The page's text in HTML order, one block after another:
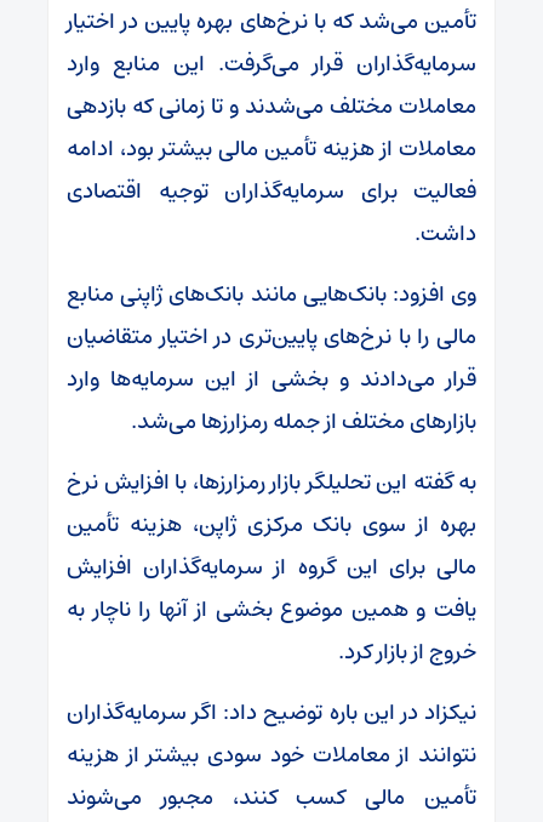
تأمین می‌شد که با نرخ‌های بهره پایین در اختیار
سرمایه‌گذاران قرار می‌گرفت. این منابع وارد
معاملات مختلف می‌شدند و تا زمانی که بازدهی
معاملات از هزینه تأمین مالی بیشتر بود، ادامه
فعالیت برای سرمایه‌گذاران توجیه اقتصادی
داشت.
وی افزود: بانک‌هایی مانند بانک‌های ژاپنی منابع
مالی را با نرخ‌های پایین‌تری در اختیار متقاضیان
قرار می‌دادند و بخشی از این سرمایه‌ها وارد
بازارهای مختلف از جمله رمزارزها می‌شد.
به گفته این تحلیلگر بازار رمزارزها، با افزایش نرخ
بهره از سوی بانک مرکزی ژاپن، هزینه تأمین
مالی برای این گروه از سرمایه‌گذاران افزایش
یافت و همین موضوع بخشی از آنها را ناچار به
خروج از بازار کرد.
نیکزاد در این باره توضیح داد: اگر سرمایه‌گذاران
نتوانند از معاملات خود سودی بیشتر از هزینه
تأمین مالی کسب کنند، مجبور می‌شوند